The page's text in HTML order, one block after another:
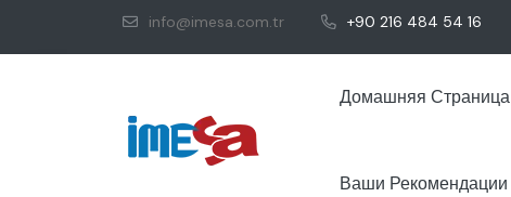
info@imesa.com.tr +90 216 484 54 16
Домашняя Страница
Ваши Рекомендации